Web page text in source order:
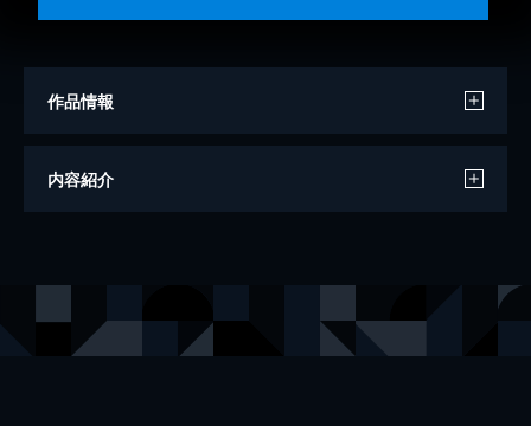
作品情報
著者
レーベル ハーパーコリンズ・ジャパン
内容紹介